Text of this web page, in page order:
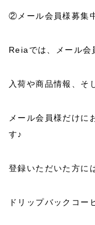
②メール会員様募集
Reiaでは、メール会
入荷や商品情報、そ
メール会員様だけに
す♪
登録いただいた方に
ドリップバックコー